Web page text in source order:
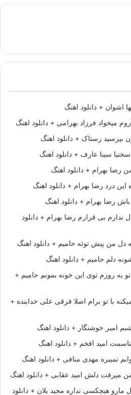
اشوان + دانلود اهنگ
میخواد فرزاد بهرامی + دانلود اهنگ
بپرسید رستاک + دانلود اهنگ
سختیا سینا عارف + دانلود اهنگ
رضا بهرام + دانلود اهنگ
درد رضا بهرام + دانلود اهنگ
رضا بهرام + دانلود اهنگ
ندارم بی قرارم رضا بهرام + دانلود
من پیش توئه حامیم + دانلود اهنگ
دلم حامیم + دانلود اهنگ
تو یه روزم توی این خونه بمونم حامیم +
با تو برام اصلا فرقی علی خدابنده +
امیر خوشنگار + دانلود اهنگ
امید افخم + دانلود اهنگ
نمیبره مهدی منافی + دانلود اهنگ
میرفت دلش امید عقابی + دانلود اهنگ
حال مارو هیچکسی نداره مجید یلان + دانلود